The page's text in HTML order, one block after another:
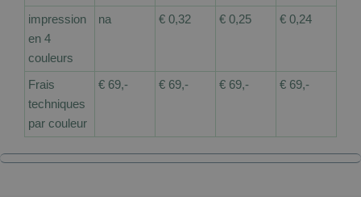
impression
en 4
couleurs
na € 0,32 € 0,25 € 0,24
Frais
techniques
par couleur
€ 69,- € 69,- € 69,- € 69,-